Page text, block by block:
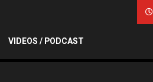
VIDEOS / PODCAST